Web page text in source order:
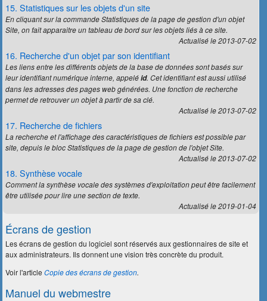
15. Statistiques sur les objets d'un site
En cliquant sur la commandeStatistiquesde la page de gestion d'un objet
Site, on fait apparaitre un tableau de bord sur les objets liés à ce site.
Actualisé le 2013-07-02
16. Recherche d'un objet par son identifiant
Les liens entre les différents objets de la base de données sont basés sur
leur identifiant numérique interne, appeléid. Cet identifiant est aussi utilisé
dans les adresses des pages web générées. Une fonction de recherche
permet de retrouver un objet à partir de sa clé.
Actualisé le 2013-07-02
17. Recherche de fichiers
La recherche et l'affichage des caractéristiques de fichiers est possible par
site, depuis le blocStatistiquesde la page de gestion de l'objet Site.
Actualisé le 2013-07-02
18. Synthèse vocale
Comment la synthèse vocale des systèmes d'exploitation peut être facilement
être utilisée pour lire une section de texte.
Actualisé le 2019-01-04
Écrans de gestion
Les écrans de gestion du logiciel sont réservés aux gestionnaires de site et
aux administrateurs. Ils donnent une vision très concrète du produit.
Voir l'article Copie des écrans de gestion.
Manuel du webmestre